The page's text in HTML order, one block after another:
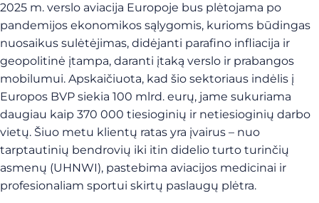
2025 m. verslo aviacija Europoje bus plėtojama po
pandemijos ekonomikos sąlygomis, kurioms būdingas
nuosaikus sulėtėjimas, didėjanti parafino infliacija ir
geopolitinė įtampa, daranti įtaką verslo ir prabangos
mobilumui. Apskaičiuota, kad šio sektoriaus indėlis į
Europos BVP siekia 100 mlrd. eurų, jame sukuriama
daugiau kaip 370 000 tiesioginių ir netiesioginių darbo
vietų. Šiuo metu klientų ratas yra įvairus – nuo
tarptautinių bendrovių iki itin didelio turto turinčių
asmenų (UHNWI), pastebima aviacijos medicinai ir
profesionaliam sportui skirtų paslaugų plėtra.